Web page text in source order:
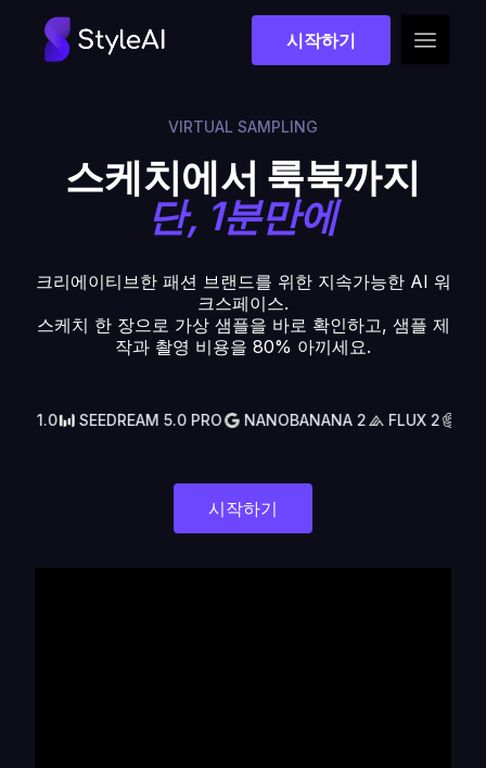
시작하기
VIRTUAL SAMPLING
스케치에서 룩북까지
단, 1분만에
크리에이티브한 패션 브랜드를 위한 지속가능한 AI 워
크스페이스.
스케치 한 장으로 가상 샘플을 바로 확인하고, 샘플 제
작과 촬영 비용을 80% 아끼세요.
SEEDREAM 5.0 PRO NANOBANANA 2 FLUX 2 GPT 1.5
시작하기